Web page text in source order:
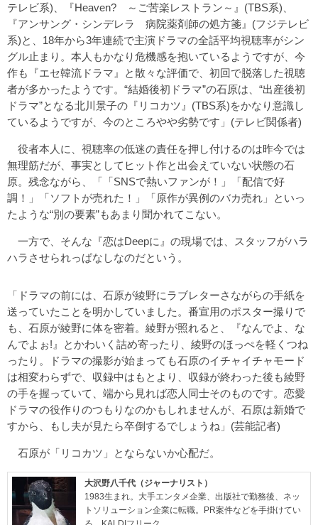
テレビ系)、『Heaven? ～ご苦楽レストラン～』(TBS系)、
『アンサング・シンデレラ 病院薬剤師の処方箋』(フジテレビ
系)と、18年から3年連続で主演ドラマの全話平均視聴率がシン
グル止まり。本人もかなり危機感を抱いているようですが、今
作も『エセ韓流ドラマ』と散々な評価で、初回で脱落した視聴
者が多かったようです。“結婚後初ドラマ”の石原は、“出産後初
ドラマ”となる北川景子の『リコカツ』(TBS系)をかなり意識し
ているようですが、今のところやや劣勢です」(テレビ関係者)
役者本人に、視聴率の低迷の責任を押し付けるのは昨今では
無理筋だが、事実としてヒット作と出会えていない状態の石
原。残念ながら、「「SNSで熱いファンが！」「配信で好
調！」「ソフトが売れた！」「原作が異例のバカ売れ」といっ
たような“別の要素”もあまり聞かれてこない。
一方で、そんな『恋はDeepに』の現場では、スタッフがハラ
ハラさせられっぱなしなのだという。
「ドラマの前には、石原が綾野にラブレターさながらの手紙を
送っていたことを明かしていました。番宣用のポスター撮りで
も、石原が綾野に体を密着。綾野が照れると、『なんでよ、な
んでよぉ!』とかわいく詰め寄ったり、綾野のほっぺを軽くつね
ったり。ドラマの撮影が始まっても石原のイチャイチャモード
は相変わらずで、収録中はもとより、収録が終わった後も綾野
の手を握っていて、端から見れば恋人同士そのものです。恋愛
ドラマの役作りのつもりなのかもしれませんが、石原は新婚で
すから、もし夫が見たら卒倒するでしょうね」(芸能記者)
石原が「リコカツ」とならないか心配だ。
大沢野八千代（ジャーナリスト）
1983生まれ。大手エンタメ企業、出版社で勤務後、ネッ
トソリューション企業に転職。PR案件などを手掛けてい